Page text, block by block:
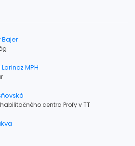
Bajer
MPH
centra Profy v TT